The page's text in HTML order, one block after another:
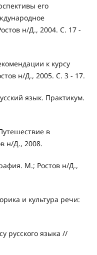
его
н/Д., 2004. С. 17 -
к курсу
н/Д., 2005. С. 3 - 17.
язык. Практикум.
в
н/Д., 2008.
М.; Ростов н/Д.,
и культура речи:
русского языка //